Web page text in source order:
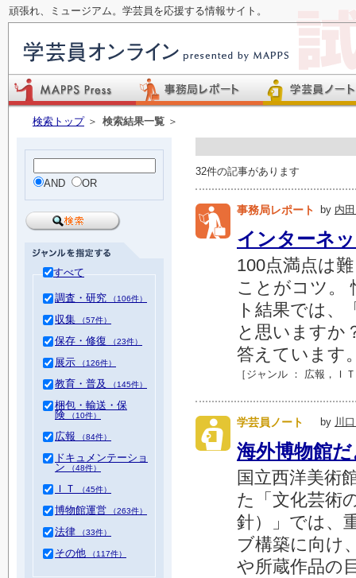
頑張れ、ミュージアム。学芸員を応援する情報サイト。
検索トップ ＞ 検索結果一覧 ＞
AND OR
すべて
調査・研究 （106件）
収集 （57件）
保存・修復 （23件）
展示 （126件）
教育・普及 （145件）
梱包・輸送・保
険 （10件）
広報 （84件）
ドキュメンテーショ
ン （48件）
ＩＴ （45件）
博物館運営 （263件）
法律 （33件）
その他 （117件）
32件の記事があります
事務局レポート by 内
インターネ
100点満点は
ことがコツ。
ト結果では、
と思いますか
答えています
［ジャンル ： 広報 ， ＩＴ
学芸員ノート by 川
海外博物館
国立西洋美術
た「文化芸術
針）」では、
ブ構築に向け
や所蔵作品の